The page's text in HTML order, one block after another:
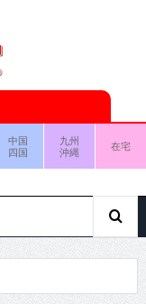
中国
四国
九州
沖縄
在宅